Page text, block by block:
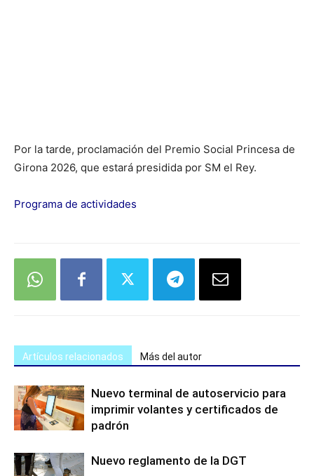
Por la tarde, proclamación del Premio Social Princesa de
Girona 2026, que estará presidida por SM el Rey.
Programa de actividades
Artículos relacionados Más del autor
Nuevo terminal de autoservicio para
imprimir volantes y certificados de
padrón
Nuevo reglamento de la DGT